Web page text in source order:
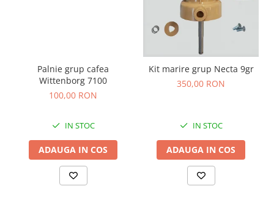
Palnie grup cafea
Wittenborg 7100
100,00 RON
IN STOC
ADAUGA IN COS
Kit marire grup Necta 9gr
350,00 RON
IN STOC
ADAUGA IN COS